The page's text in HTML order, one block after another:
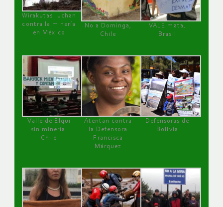
Wirakutas luchan
contra la minería
en México
No a Dominga,
Chile
VALE mata,
Brasil
Valle de Elqui
sin minería.
Chile
Atentan contra
la Defensora
Francisca
Márquez
Defensoras de
Bolivia